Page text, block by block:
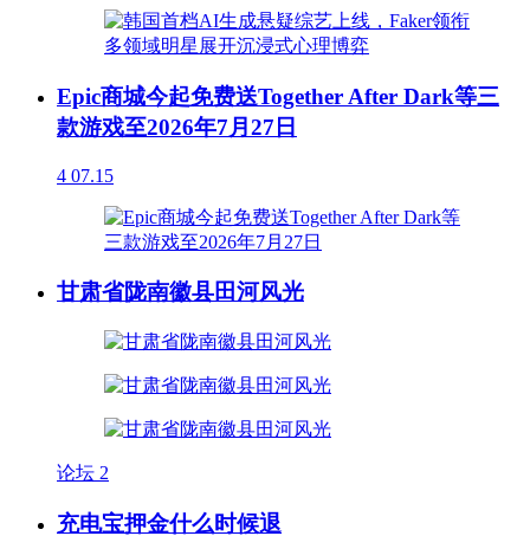
Epic商城今起免费送Together After Dark等三
款游戏至2026年7月27日
4 07.15
甘肃省陇南徽县田河风光
论坛 2
充电宝押金什么时候退